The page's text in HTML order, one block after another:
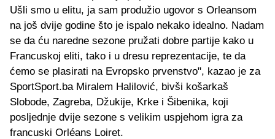
Ušli smo u elitu, ja sam produžio ugovor s Orleansom
na još dvije godine što je ispalo nekako idealno. Nadam
se da ću naredne sezone pružati dobre partije kako u
Francuskoj eliti, tako i u dresu reprezentacije, te da
ćemo se plasirati na Evropsko prvenstvo", kazao je za
SportSport.ba Miralem Halilović, bivši košarkaš
Slobode, Zagreba, Džukije, Krke i Šibenika, koji
posljednje dvije sezone s velikim uspjehom igra za
francuski Orléans Loiret.